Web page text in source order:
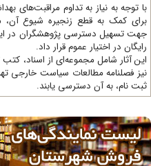
کمک به قطع زنجیره شیوع آن،
تسهیل دسترسی پژوهشگران در ایام
در اختیار عموم قرار داد.
آثار شامل مجموعه‌ای از اسناد، کتب
فصلنامه مطالعات سیاست خارجی
نام، به آن دسترسی یابند.